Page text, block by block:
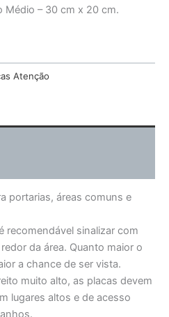
Médio – 30 cm x 20 cm.
Atenção
portarias, áreas comuns e
recomendável sinalizar com
da área. Quanto maior o
a chance de ser vista.
muito alto, as placas devem
lugares altos e de acesso